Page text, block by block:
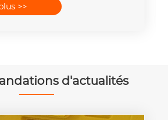
>>
d'actualités